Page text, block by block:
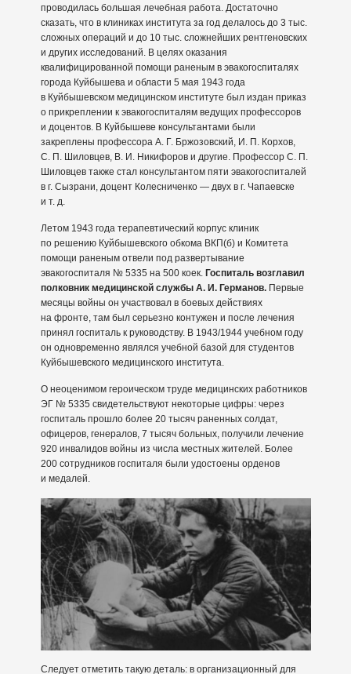
проводилась большая лечебная работа. Достаточно
сказать, что в клиниках института за год делалось до 3 тыс.
сложных операций и до 10 тыс. сложнейших рентгеновских
и других исследований. В целях оказания
квалифицированной помощи раненым в эвакогоспиталях
города Куйбышева и области 5 мая 1943 года
в Куйбышевском медицинском институте был издан приказ
о прикреплении к эвакогоспиталям ведущих профессоров
и доцентов. В Куйбышеве консультантами были
закреплены профессора А. Г. Бржозовский, И. П. Корхов,
С. П. Шиловцев, В. И. Никифоров и другие. Профессор С. П.
Шиловцев также стал консультантом пяти эвакогоспиталей
в г. Сызрани, доцент Колесниченко — двух в г. Чапаевске
и т. д.
Летом 1943 года терапевтический корпус клиник
по решению Куйбышевского обкома ВКП(б) и Комитета
помощи раненым отвели под развертывание
эвакогоспиталя № 5335 на 500 коек. Госпиталь возглавил
полковник медицинской службы А. И. Германов.Первые
месяцы войны он участвовал в боевых действиях
на фронте, там был серьезно контужен и после лечения
принял госпиталь к руководству. В 1943/1944 учебном году
он одновременно являлся учебной базой для студентов
Куйбышевского медицинского института.
О неоценимом героическом труде медицинских работников
ЭГ № 5335 свидетельствуют некоторые цифры: через
госпиталь прошло более 20 тысяч раненных солдат,
офицеров, генералов, 7 тысяч больных, получили лечение
920 инвалидов войны из числа местных жителей. Более
200 сотрудников госпиталя были удостоены орденов
и медалей.
Следует отметить такую деталь: в организационный для